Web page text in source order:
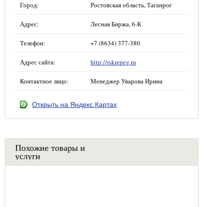
Город: Ростовская область, Таганрог
Адрес: Лесная Биржа, 6-К
Телефон: +7 (8634) 377-380
Адрес сайта: http://rskrepeg.ru
Контактное лицо: Менеджер Уварова Ирина
Открыть на Яндекс.Картах
Похожие товары и
услуги